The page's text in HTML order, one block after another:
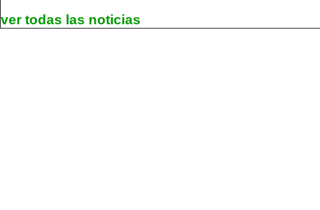
ver todas las noticias